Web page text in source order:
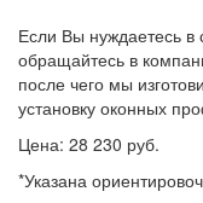
Если Вы нуждаетесь в
обращайтесь в
после чего мы
установку оконных
Цена: 28 230 руб.
*Указана